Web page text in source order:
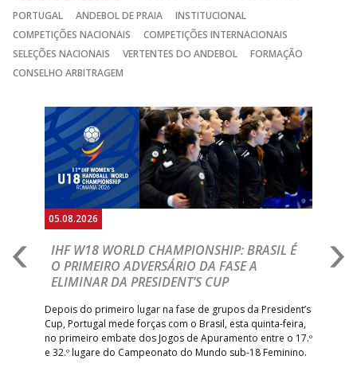
PORTUGAL
ANDEBOL DE PRAIA
INSTITUCIONAL
COMPETIÇÕES NACIONAIS
COMPETIÇÕES INTERNACIONAIS
SELEÇÕES NACIONAIS
VERTENTES DO ANDEBOL
FORMAÇÃO
CONSELHO ARBITRAGEM
05.08.2026
IHF W18 WORLD CHAMPIONSHIP: BRASIL É
O PRIMEIRO ADVERSÁRIO DA FASE A
ELIMINAR DA PRESIDENT’S CUP
Depois do primeiro lugar na fase de grupos da President’s
Cup, Portugal mede forças com o Brasil, esta quinta-feira,
no primeiro embate dos Jogos de Apuramento entre o 17.º
e 32.º lugare do Campeonato do Mundo sub-18 Feminino.
Anterior